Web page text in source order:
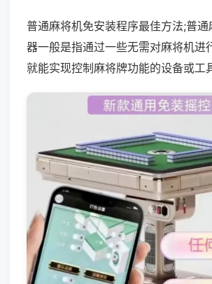
普通麻将机免安装程序最佳方法;普
器一般是指通过一些无需对麻将机进
就能实现控制麻将牌功能的设备或工